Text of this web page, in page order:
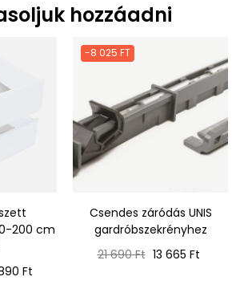
hozzáadni
200 cm
Ft
-8 025 FT
Csendes záródás UNIS
gardróbszekrényhez
Normál
21 690 Ft Ár
13 665 Ft